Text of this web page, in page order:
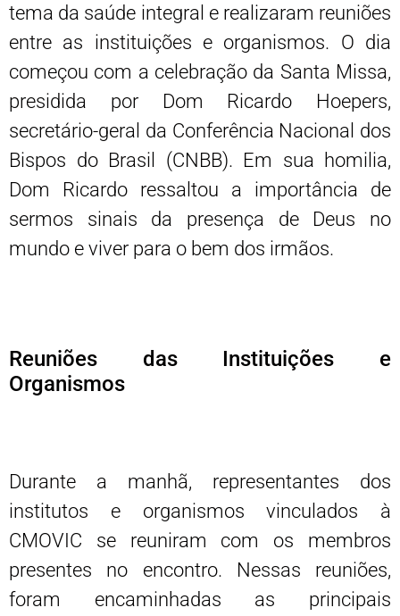
tema da saúde integral e realizaram reuniões
entre as instituições e organismos. O dia
começou com a celebração da Santa Missa,
presidida por Dom Ricardo Hoepers,
secretário-geral da Conferência Nacional dos
Bispos do Brasil (CNBB). Em sua homilia,
Dom Ricardo ressaltou a importância de
sermos sinais da presença de Deus no
mundo e viver para o bem dos irmãos.
Reuniões das Instituições e
Organismos
Durante a manhã, representantes dos
institutos e organismos vinculados à
CMOVIC se reuniram com os membros
presentes no encontro. Nessas reuniões,
foram encaminhadas as principais